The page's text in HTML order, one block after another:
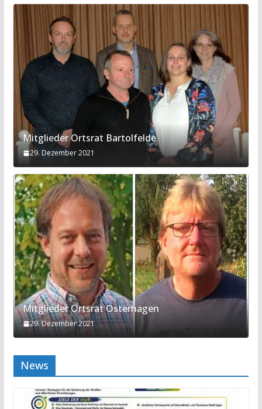
Mitglieder Ortsrat Bartolfelde
29. Dezember 2021
Mitglieder Ortsrat Osterhagen
29. Dezember 2021
News